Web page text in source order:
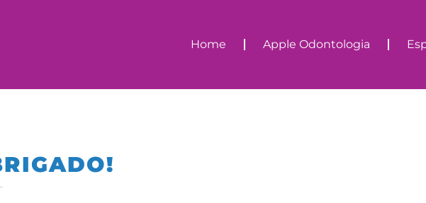
Home Apple Odontologia